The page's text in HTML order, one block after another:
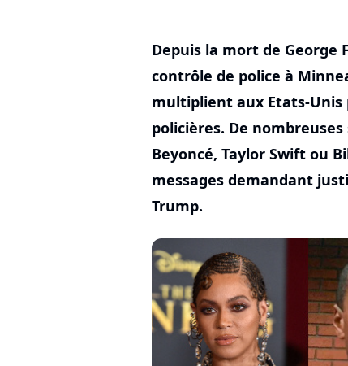
Depuis la mort de George
contrôle de police à
multiplient aux Etats-
policières. De
Beyoncé, Taylor Swift ou
messages demandant
Trump.